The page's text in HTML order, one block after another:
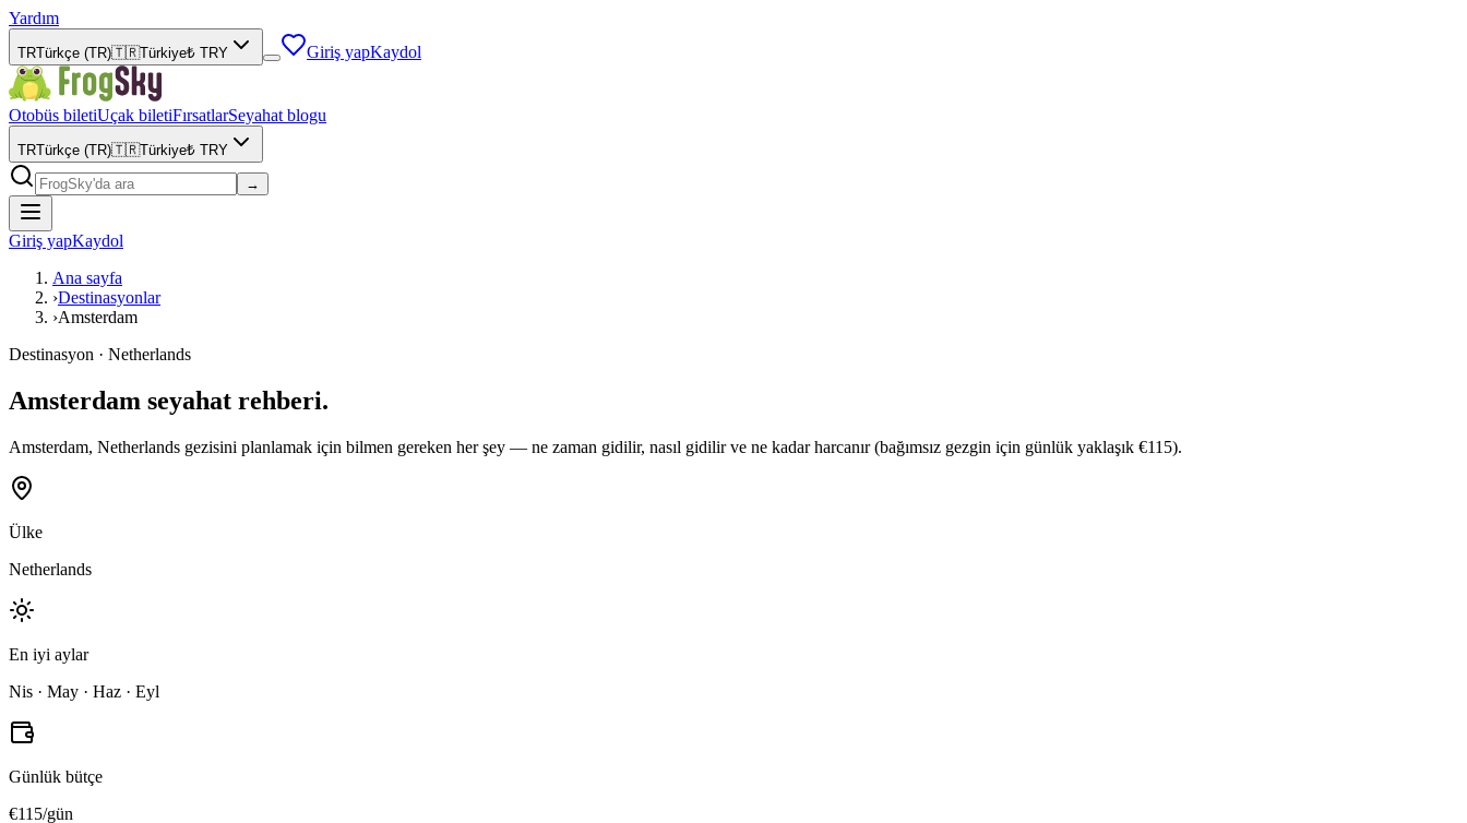
Yardım
TRTürkçe (TR)🇹🇷Türkiye₺ TRY Giriş yapKaydol
Otobüs biletiUçak biletiFırsatlarSeyahat blogu
TRTürkçe (TR)🇹🇷Türkiye₺ TRY
→
Giriş yapKaydol
Ana sayfa
›Destinasyonlar
›Amsterdam
Destinasyon · Netherlands
Amsterdam seyahat rehberi.
Amsterdam, Netherlands gezisini planlamak için bilmen gereken her şey — ne zaman gidilir, nasıl gidilir ve ne kadar harcanır (bağımsız gezgin için günlük yaklaşık €115).
Ülke
Netherlands
En iyi aylar
Nis · May · Haz · Eyl
Günlük bütçe
€115/gün